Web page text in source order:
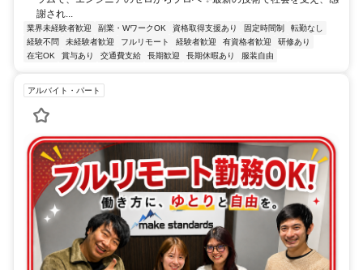
謝され...
業界未経験者歓迎 副業・WワークOK 資格取得支援あり 固定時間制
転勤なし
経験不問
未経験者歓迎 フルリモート 経験者歓迎 有資格者歓迎
研修あり
在宅OK
賞与あり 交通費支給 長期歓迎 長期休暇あり 服装自由
アルバイト・パート